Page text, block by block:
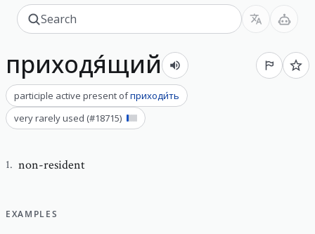
приходя́щий
participle active present ofприходи́ть
very rarely used (#18715)
1. non-resident
EXAMPLES